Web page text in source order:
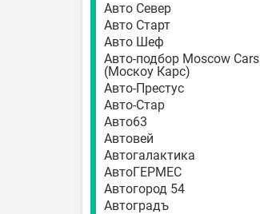
Авто Север
Авто Старт
Авто Шеф
Авто-подбор Moscow Cars
(Москоу Карс)
Авто-Престус
Авто-Стар
Авто63
Автовей
Автогалактика
АвтоГЕРМЕС
Автогород 54
Автоградъ